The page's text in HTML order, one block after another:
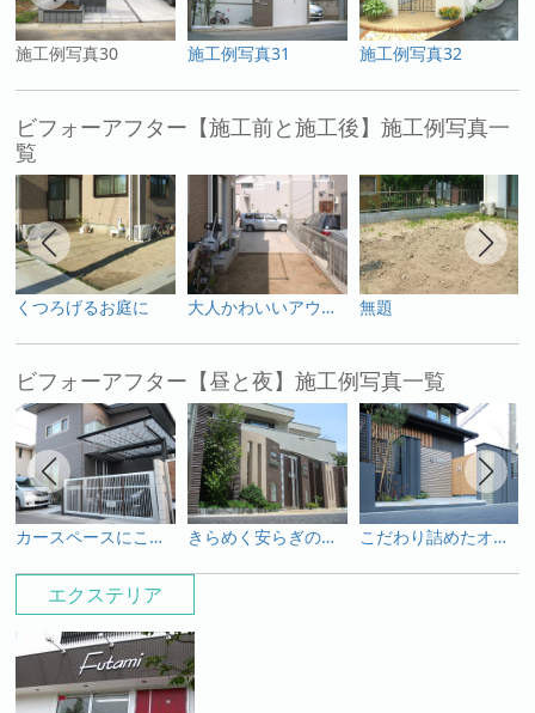
エクステリア
施工例写真30 施工例写真31 施工例写真32
ビフォーアフター【施工前と施工後】施工例写真一
覧
くつろげるお庭に 大人かわいいアウトドアリビング 無題
ビフォーアフター【昼と夜】施工例写真一覧
カースペースにこだわったモダン外構 きらめく安らぎのエクステリア こだわり詰めたオリジナルエクステリア